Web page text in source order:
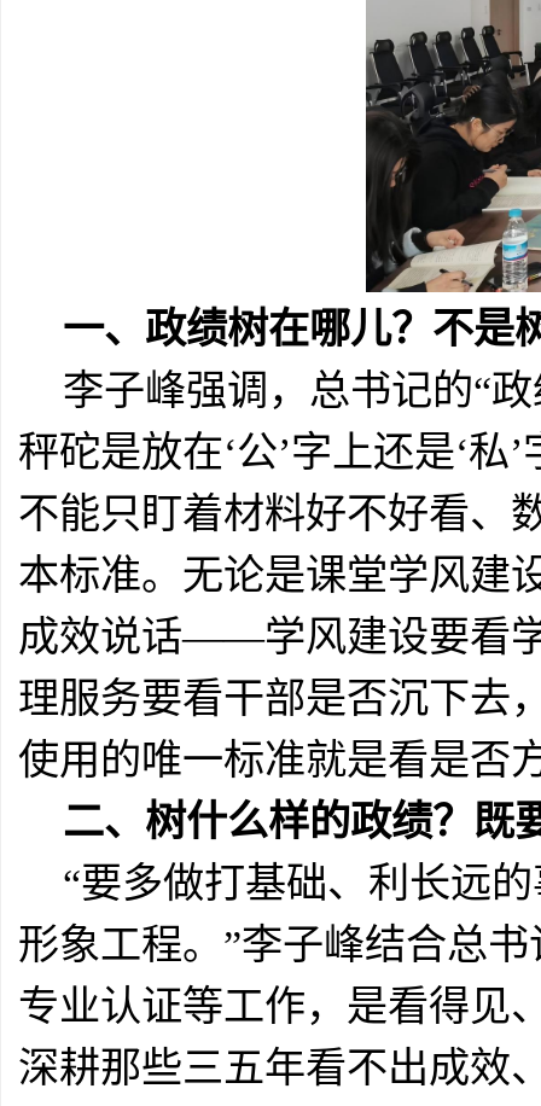
一、政绩树在哪儿？不是
李子峰强调，总书记的“
秤砣是放在‘公’字上还是‘
不能只盯着材料好不好看、
本标准。无论是课堂学风建
成效说话——学风建设要看
理服务要看干部是否沉下去
使用的唯一标准就是看是否
二、树什么样的政绩？既
“要多做打基础、利长远
形象工程。”李子峰结合总
专业认证等工作，是看得见
深耕那些三五年看不出成效